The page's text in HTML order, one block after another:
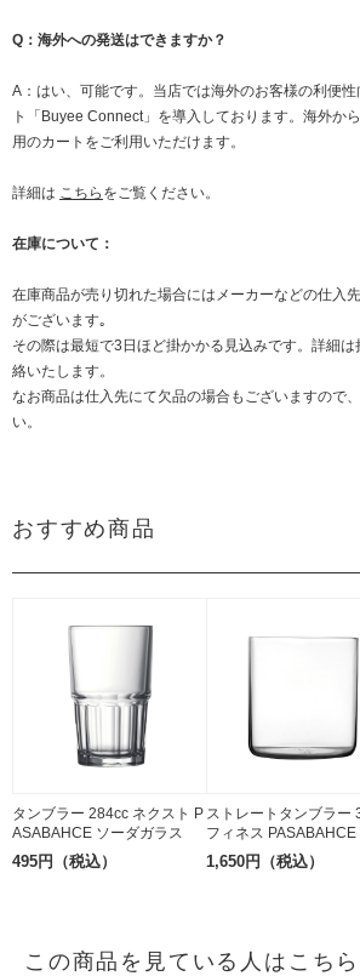
Q：海外への発送はできますか？
A：はい、可能です。当店では海外のお客様の利便
ト「Buyee Connect」を導入しております。海外か
用のカートをご利用いただけます。
詳細は こちら をご覧ください。
在庫について：
在庫商品が売り切れた場合にはメーカーなどの仕入
がございます｡
その際は最短で3日ほど掛かかる見込みです。詳細
絡いたします。
なお商品は仕入先にて欠品の場合もございますので
い。
おすすめ商品
タンブラー 284cc ネクスト P
ASABAHCE ソーダガラス
495円（税込）
ストレートタンブラー
フィネス PASABAHCE
ダガラス
1,650円（税込）
この商品を見ている人はこち